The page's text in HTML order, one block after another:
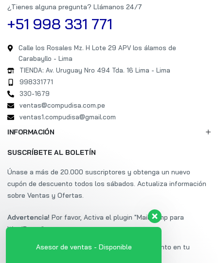
¿Tienes alguna pregunta? Llámanos 24/7
+51 998 331 771
Calle los Rosales Mz. H Lote 29 APV los álamos de
Carabayllo - Lima
TIENDA: Av. Uruguay Nro 494 Tda. 16 Lima - Lima
998331771
330-1679
ventas@compudisa.com.pe
ventas1.compudisa@gmail.com
INFORMACIÓN
SUSCRÍBETE AL BOLETÍN
Únase a más de 20.000 suscriptores y obtenga un nuevo
cupón de descuento todos los sábados. Actualiza información
sobre Ventas y Ofertas.
Advertencia! Por favor, Activa el plugin "Mailchimp para
WordPress".
Suscríbete a Uminex y obtén un 20% de descuento en tu
Asesor de ventas - Disponible